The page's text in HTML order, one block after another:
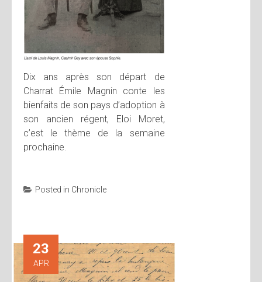
Dix ans après son départ de
Charrat Émile Magnin conte les
bienfaits de son pays d’adoption à
son ancien régent, Eloi Moret,
c’est le thème de la semaine
prochaine.
Posted in Chronicle
23
APR